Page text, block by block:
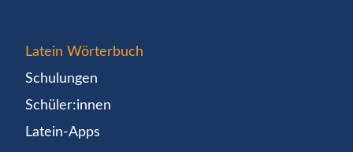
Latein Wörterbuch
Schulungen
Schüler:innen
Latein-Apps